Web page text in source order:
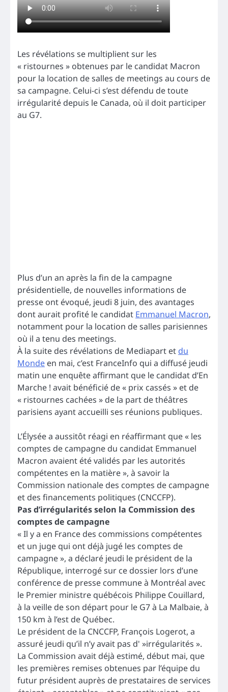
Les révélations se multiplient sur les
« ristournes » obtenues par le candidat Macron
pour la location de salles de meetings au cours de
sa campagne. Celui-ci s’est défendu de toute
irrégularité depuis le Canada, où il doit participer
au G7.
Plus d’un an après la fin de la campagne
présidentielle, de nouvelles informations de
presse ont évoqué, jeudi 8 juin, des avantages
dont aurait profité le candidat Emmanuel Macron,
notamment pour la location de salles parisiennes
où il a tenu des meetings.
À la suite des révélations de Mediapart et du
Monde en mai, c’est FranceInfo qui a diffusé jeudi
matin une enquête affirmant que le candidat d’En
Marche ! avait bénéficié de « prix cassés » et de
« ristournes cachées » de la part de théâtres
parisiens ayant accueilli ses réunions publiques.
L’Élysée a aussitôt réagi en réaffirmant que « les
comptes de campagne du candidat Emmanuel
Macron avaient été validés par les autorités
compétentes en la matière », à savoir la
Commission nationale des comptes de campagne
et des financements politiques (CNCCFP).
Pas d’irrégularités selon la Commission des
comptes de campagne
« Il y a en France des commissions compétentes
et un juge qui ont déjà jugé les comptes de
campagne », a déclaré jeudi le président de la
République, interrogé sur ce dossier lors d’une
conférence de presse commune à Montréal avec
le Premier ministre québécois Philippe Couillard,
à la veille de son départ pour le G7 à La Malbaie, à
150 km à l’est de Québec.
Le président de la CNCCFP, François Logerot, a
assuré jeudi qu’il n’y avait pas d' »irrégularités ».
La Commission avait déjà estimé, début mai, que
les premières remises obtenues par l’équipe du
futur président auprès de prestataires de services